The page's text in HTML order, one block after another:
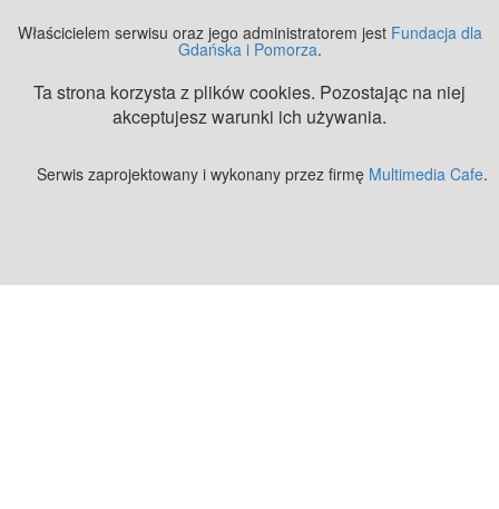
Właścicielem serwisu oraz jego administratorem jest Fundacja dla
Gdańska i Pomorza.
Ta strona korzysta z plików cookies. Pozostając na niej
akceptujesz warunki ich używania.
Serwis zaprojektowany i wykonany przez firmę Multimedia Cafe.